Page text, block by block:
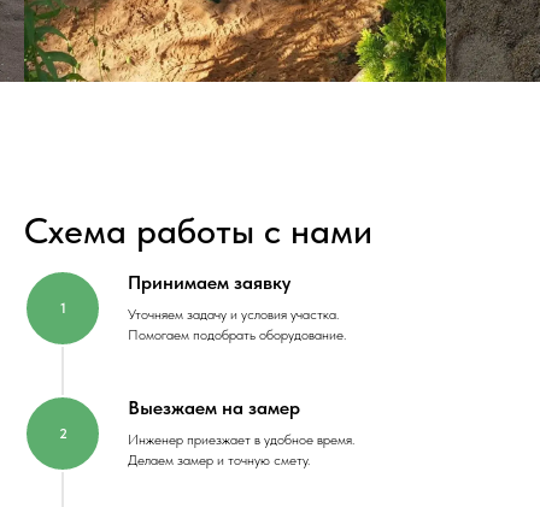
Схема работы с нами
Принимаем заявку
Уточняем задачу и условия участка.
Помогаем подобрать оборудование.
Выезжаем на замер
Инженер приезжает в удобное время.
Делаем замер и точную смету.